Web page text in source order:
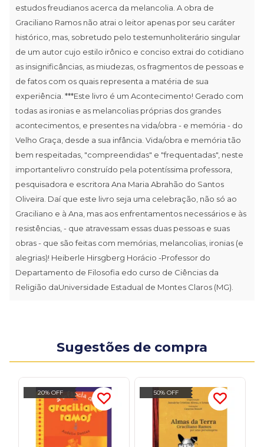
estudos freudianos acerca da melancolia. A obra de
Graciliano Ramos não atrai o leitor apenas por seu caráter
histórico, mas, sobretudo pelo testemunholiterário singular
de um autor cujo estilo irônico e conciso extrai do cotidiano
as insignificâncias, as miudezas, os fragmentos de pessoas e
de fatos com os quais representa a matéria de sua
experiência. ***Este livro é um Acontecimento! Gerado com
todas as ironias e as melancolias próprias dos grandes
acontecimentos, e presentes na vida/obra - e memória - do
Velho Graça, desde a sua infância. Vida/obra e memória tão
bem respeitadas, "compreendidas" e "frequentadas", neste
importantelivro construído pela potentíssima professora,
pesquisadora e escritora Ana Maria Abrahão do Santos
Oliveira. Daí que este livro seja uma celebração, não só ao
Graciliano e à Ana, mas aos enfrentamentos necessários e às
resistências, - que atravessam essas duas pessoas e suas
obras - que são feitas com memórias, melancolias, ironias (e
alegrias)! Heiberle Hirsgberg Horácio -Professor do
Departamento de Filosofia edo curso de Ciências da
Religião daUniversidade Estadual de Montes Claros (MG).
Sugestões de compra
20% OFF 50% OFF